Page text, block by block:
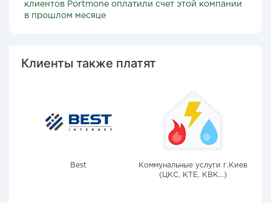
клиентов Portmone оплатили счет этой компании
в прошлом месяце
Клиенты также платят
Best
Коммунальные услуги г.Киев
(ЦКС, КТЕ, КВК...)